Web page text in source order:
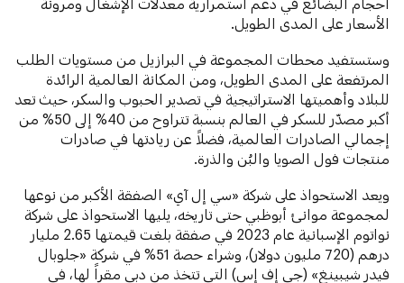
الأسعار على المدى الطويل.
وستستفيد محطات المجموعة في البرازيل من مستويات الطلب
المرتفعة على المدى الطويل، ومن المكانة العالمية الرائدة
للبلاد وأهميتها الاستراتيجية في تصدير الحبوب والسكر، حيث تعد
أكبر مصدّر للسكر في العالم بنسبة تتراوح من 40% إلى 50% من
إجمالي الصادرات العالمية، فضلاً عن ريادتها في صادرات
منتجات فول الصويا والبُن والذرة.
ويعد الاستحواذ على شركة «سي إل آي» الصفقة الأكبر من نوعها
لمجموعة موانئ أبوظبي حتى تاريخه، يليها الاستحواذ على شركة
نواتوم الإسبانية عام 2023 في صفقة بلغت قيمتها 2.65 مليار
درهم (720 مليون دولار)، وشراء حصة 51% في شركة «جلوبال
فيدر شيبينغ» (جي إف إس) التي تتخذ من دبي مقراً لها، في